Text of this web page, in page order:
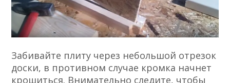
Забивайте плиту через небольшой отрезок
доски, в противном случае кромка начнет
крошиться. Внимательно следите, чтобы